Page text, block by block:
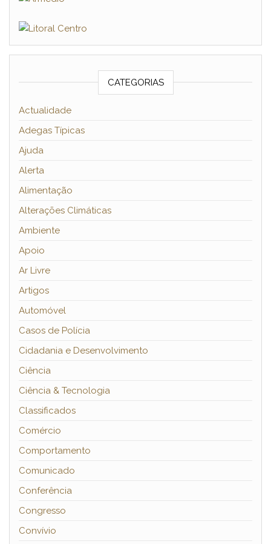
CATEGORIAS
Actualidade
Adegas Típicas
Ajuda
Alerta
Alimentação
Alterações Climáticas
Ambiente
Apoio
Ar Livre
Artigos
Automóvel
Casos de Polícia
Cidadania e Desenvolvimento
Ciência
Ciência & Tecnologia
Classificados
Comércio
Comportamento
Comunicado
Conferência
Congresso
Convívio